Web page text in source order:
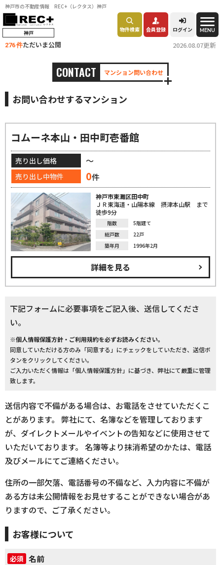
神戸市の不動産情報 REC+（レクタス）神戸
神戸 物件検索 会員登録 ログイン MENU
276 件ただいま公開 2026.08.07更新
CONTACT マンション問い合わせ
お問い合わせするマンション
コムーネ本山・田中町壱番館
売り出し価格 ～
売り出し中物件 0件
神戸市東灘区田中町
ＪＲ東海道・山陽本線 摂津本山駅 まで
徒歩9分
階数
5階建て
総戸数
22戸
築年月
1996年2月
詳細を見る
下記フォームに必要事項をご記入後、送信してくださ
い。
※個人情報保護方針・ご利用規約を必ずお読みください。
同意していただける方のみ「同意する」にチェックをしていただき、送信ボ
タンをクリックしてください。
ご入力いただく情報は「個人情報保護方針」に基づき、弊社にて厳重に管理
致します。
送信内容で不備がある場合は、お電話をさせていただくこ
とがあります。 弊社にて、名簿などを管理しております
が、ダイレクトメールやイベントの告知などに使用させて
いただいております。 名簿等より抹消希望のかたは、電話
及びメールにてご連絡ください。
住所の一部欠落、電話番号の不備など、入力内容に不備が
ある方は未公開情報をお見せすることができない場合があ
りますので、ご了承ください。
お客様について
必須 名前